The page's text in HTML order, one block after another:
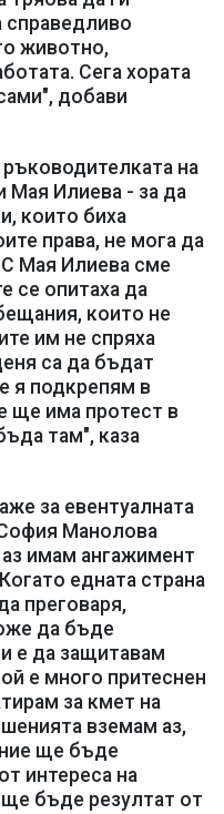
справедливо
животно,
Сега хората
добави
на
Мая Илиева - за да
които биха
права, не мога да
Мая Илиева сме
се опитаха да
които не
им не спряха
са да бъдат
я подкрепям в
ще има протест в
там", каза
за евентуалната
Манолова
имам ангажимент
едната страна
преговаря,
да бъде
е да защитавам
е много притеснен
за кмет на
вземам аз,
ще бъде
интереса на
бъде резултат от